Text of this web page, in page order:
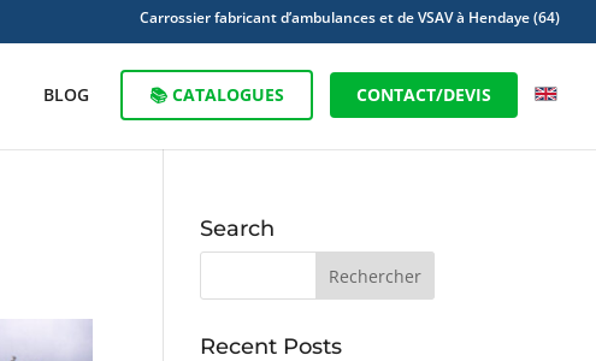
Carrossier fabricant d’ambulances et de VSAV à Hendaye (64)
BLOG 📚 CATALOGUES CONTACT/DEVIS
Search
Recent Posts